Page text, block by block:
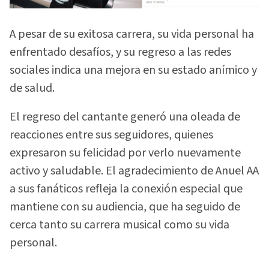
A pesar de su exitosa carrera, su vida personal ha
enfrentado desafíos, y su regreso a las redes
sociales indica una mejora en su estado anímico y
de salud.
El regreso del cantante generó una oleada de
reacciones entre sus seguidores, quienes
expresaron su felicidad por verlo nuevamente
activo y saludable. El agradecimiento de Anuel AA
a sus fanáticos refleja la conexión especial que
mantiene con su audiencia, que ha seguido de
cerca tanto su carrera musical como su vida
personal.